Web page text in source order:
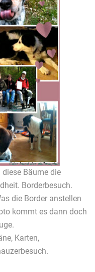
Bäume die
Borderbesuch.
die Border anstellen
kommt es dann doch
Karten,